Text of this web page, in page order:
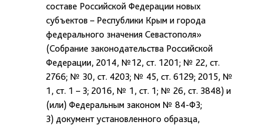
составе Российской Федерации новых
субъектов – Республики Крым и города
федерального значения Севастополя»
(Собрание законодательства Российской
Федерации, 2014, №12, ст. 1201; № 22, ст.
2766; № 30, ст. 4203; № 45, ст. 6129; 2015, №
1, ст. 1 – 3; 2016, № 1, ст. 1; № 26, ст. 3848) и
(или) Федеральным законом № 84-ФЗ;
3) документ установленного образца,